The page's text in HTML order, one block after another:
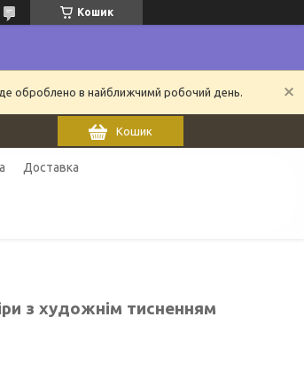
Кошик
оброблено в найближчимй робочий день.
Кошик
Доставка
з художнім тисненням